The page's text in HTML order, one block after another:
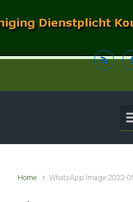
Home WhatsApp Image 2022-